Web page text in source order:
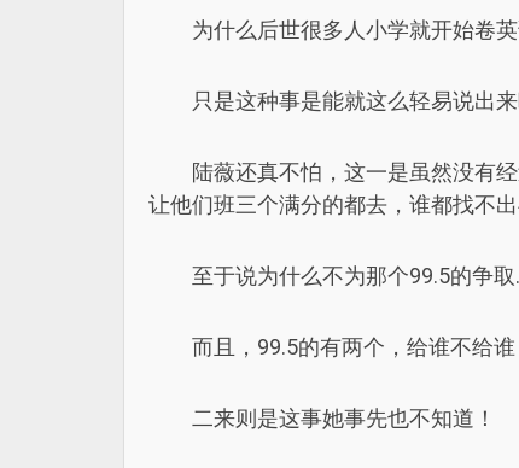
为什么后世很多人小学就开始卷
只是这种事是能就这么轻易说出
陆薇还真不怕，这一是虽然没有
让他们班三个满分的都去，谁都找不出
至于说为什么不为那个99.5的争
而且，99.5的有两个，给谁不给
二来则是这事她事先也不知道！